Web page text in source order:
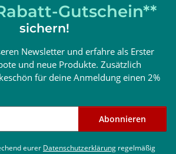
Gutschein**
sichern!
Newsletter und erfahre als Erster
und neue Produkte. Zusätzlich
für deine Anmeldung einen 2%
Abonnieren
eurer Datenschutzerklärung regelmäßig